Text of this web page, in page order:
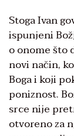
Stoga Ivan
ispunjeni
o onome što
novi način,
Boga i koji
poniznost.
srce nije
otvoreno za